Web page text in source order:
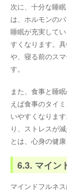
次に、十分な睡
は、ホルモンの
睡眠が充実して
すくなります。
や、寝る前のス
す。
また、食事と睡
えば食事のタイ
いやすくなりま
り、ストレスが
とは、心身の健
6.3. マイン
マインドフルネ